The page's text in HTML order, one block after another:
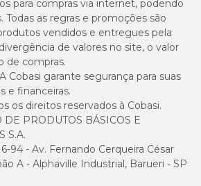
para compras via internet, podendo
Todas as regras e promoções são
vendidos e entregues pela
de valores no site, o valor
de compras.
Cobasi garante segurança para suas
e financeiras.
os direitos reservados à Cobasi.
DE PRODUTOS BÁSICOS E
S.A.
94 - Av. Fernando Cerqueira César
A - Alphaville Industrial, Barueri - SP